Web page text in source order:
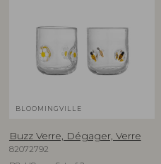
BLOOMINGVILLE
Buzz Verre, Dégager, Verre
82072792